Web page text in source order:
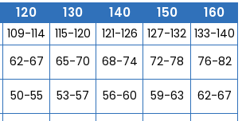
120 130 140 150 160
109-114 115-120 121-126 127-132 133-140
62-67 65-70 68-74 72-78
76-82
50-55 53-57 56-60 59-63
62-67